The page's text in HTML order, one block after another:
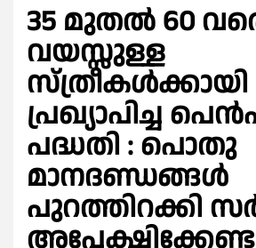
35 മുതല്‍ 60
വയസ്സുള്ള
സ്ത്രീകള്‍ക്കായി
പ്രഖ്യാപിച്ച
പദ്ധതി : പൊതു
മാനദണ്ഡങ്ങള്‍
പുറത്തിറക്കി